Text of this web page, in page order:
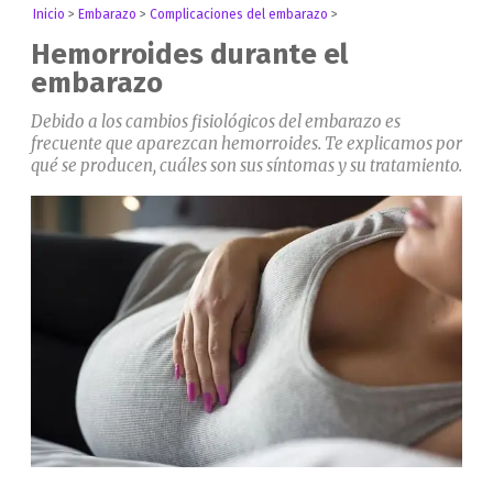
Inicio > Embarazo >Complicaciones del embarazo >
Hemorroides durante el
embarazo
Debido a los cambios fisiológicos del embarazo es
frecuente que aparezcan hemorroides. Te explicamos por
qué se producen, cuáles son sus síntomas y su tratamiento.